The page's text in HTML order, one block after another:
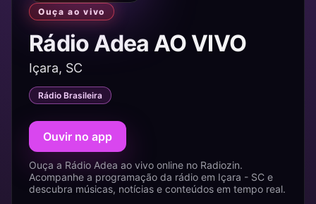
Ouça ao vivo
Rádio Adea AO VIVO
Içara, SC
Rádio Brasileira
Ouvir no app
Ouça a Rádio Adea ao vivo online no Radiozin.
Acompanhe a programação da rádio em Içara - SC e
descubra músicas, notícias e conteúdos em tempo real.